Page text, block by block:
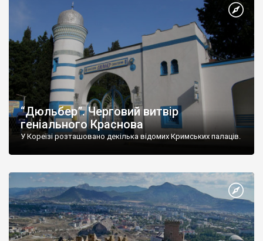
“Дюльбер”. Черговий витвір
геніального Краснова
У Кореїзі розташовано декілька відомих Кримських палаців.